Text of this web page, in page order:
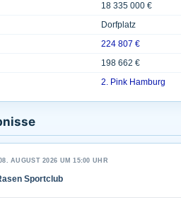
18 335 000 €
Dorfplatz
224 807 €
198 662 €
2. Pink Hamburg
AUGUST 2026 UM 15:00 UHR
Sportclub